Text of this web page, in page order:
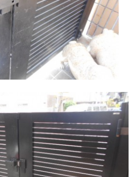
住まいのお悩み解決策
お問い合わせ
よくある質問
プライバシーポリシー
採用情報
サイトマップ